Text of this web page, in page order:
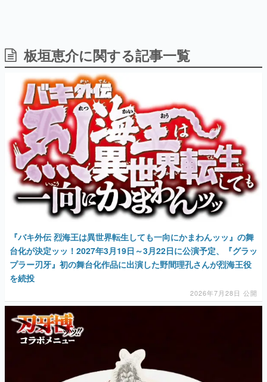
日本のコンテンツ産業やカルチャーに与えた影響を探る企
画です。
日本モバイルゲーム産業史
日本のモバイルゲーム史における主要なトピック・タイト
ルを網羅するほか、開発者へのインタビューや識者による
解説を掲載。約20年の歴史が一望できる決定版！
若ゲのいたり〜ゲームクリエイターの青春〜
『うつヌケ』『ペンと箸』等で知られるマンガ家・田中圭
一先生によるゲーム業界レポートマンガです。
なんでゲームは面白い？
ゲーム開発者・hamatsu氏がゲームの魅力を画面や操作の
具体的な形から解き明かしていく、硬派で骨太な評論連載
です。
「経験値」「裏技」「ラスボス」… ゲームにまつわる言葉
の起源や用法の変遷を、コンピューター文化史研究家・タ
イニーP氏が徹底調査。
特集記事
マンガ
アプリレビュー
板垣恵介に関する記事一覧
『バキ外伝 烈海王は異世界転生しても一向にかまわんッッ』の舞
台化が決定ッッ！2027年3月19日～3月22日に公演予定、『グラッ
プラー刃牙』初の舞台化作品に出演した野間理孔さんが烈海王役
を続投
2026年7月28日 公開